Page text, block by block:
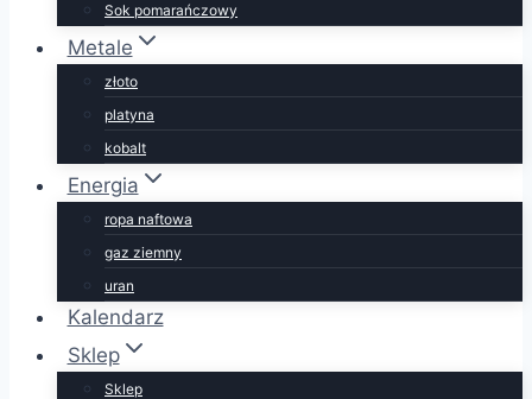
Sok pomarańczowy
Metale
złoto
platyna
kobalt
Energia
ropa naftowa
gaz ziemny
uran
Kalendarz
Sklep
Sklep